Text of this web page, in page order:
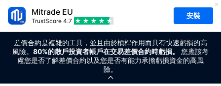
Mitrade EU
TrustScore 4.7
安裝
差價合約是複雜的工具，並且由於槓桿作用而具有快速虧損的高
風險。 80%的散戶投資者帳戶在交易差價合約時虧損。
您應該考
慮您是否了解差價合約以及您是否有能力承擔虧損資金的高風
險。